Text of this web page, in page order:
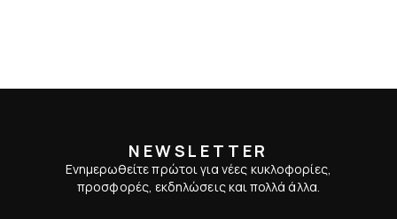
NEWSLETTER
Ενημερωθείτε πρώτοι για νέες κυκλοφορίες,
προσφορές, εκδηλώσεις και πολλά άλλα.